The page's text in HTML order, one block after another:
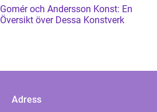
Gomér och Andersson Konst: En
Översikt över Dessa Konstverk
Adress